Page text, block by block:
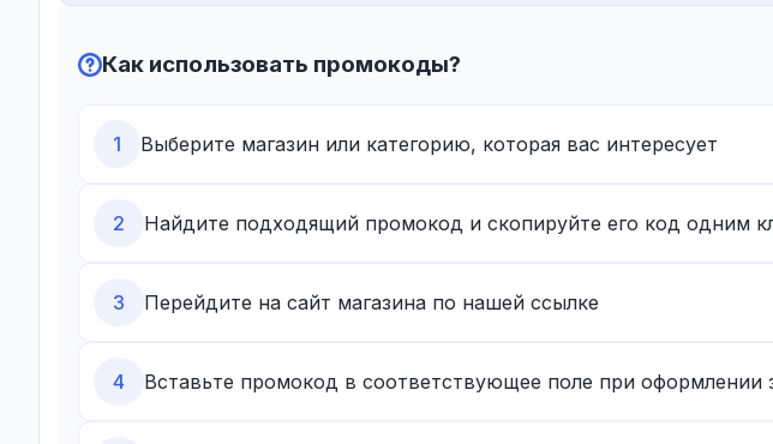
Как использовать промокоды?
1 Выберите магазин или категорию, которая вас интересует
2 Найдите подходящий промокод и скопируйте его код одним
3 Перейдите на сайт магазина по нашей ссылке
4 Вставьте промокод в соответствующее поле при оформлении